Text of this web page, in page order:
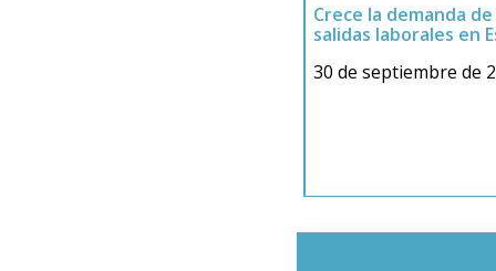
Crece la demanda
salidas laborales en
30 de septiembre de